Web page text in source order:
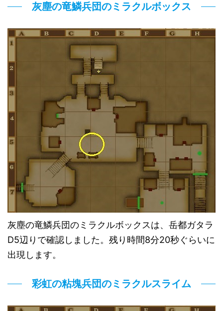
灰塵の竜鱗兵団のミラクルボックス
灰塵の竜鱗兵団のミラクルボックスは、岳都ガタラ
D5辺りで確認しました。残り時間8分20秒ぐらいに
出現します。
彩虹の粘塊兵団のミラクルスライム